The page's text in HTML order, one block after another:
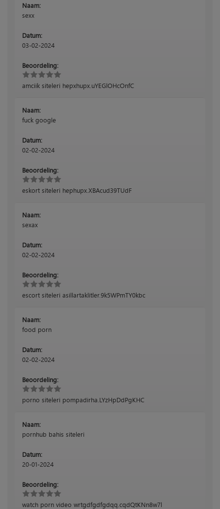
Naam:
sexx
Datum:
03-02-2024
Beoordeling:
amciik siteleri hepxhupx.uYEGlOHcOnfC
Naam:
fuck google
Datum:
02-02-2024
Beoordeling:
eskort siteleri hephupx.XBAcud39TUdF
Naam:
sexax
Datum:
02-02-2024
Beoordeling:
escort siteleri asillartaklitler.9k5WPmTY0kbc
Naam:
food porn
Datum:
02-02-2024
Beoordeling:
porno siteleri pompadirha.LYzHpDdPgKHC
Naam:
pornhub bahis siteleri
Datum:
20-01-2024
Beoordeling:
watch porn video wrtgdfgdfgdqq.cqdQtKNn8w7l